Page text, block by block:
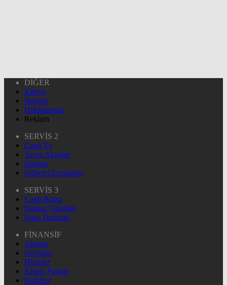
DİĞER
Künye
İletişim
Hakkımızda
Reklam
SERVİS 2
Canlı Tv
Yayın Akışları
Sinema
Nöbetçi Eczaneler
SERVİS 3
Canlı Borsa
Namaz Vakitleri
Puan Durumu
FİNANSİF
Altınlar
Dövizler
Hisseler
Kripto Paralar
Pariteler